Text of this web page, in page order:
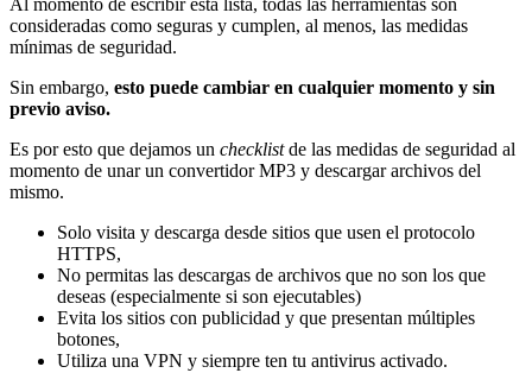
Al momento de escribir esta lista, todas las herramientas son
consideradas como seguras y cumplen, al menos, las medidas
mínimas de seguridad.
Sin embargo, esto puede cambiar en cualquier momento y sin
previo aviso.
Es por esto que dejamos un checklistde las medidas de seguridad al
momento de unar un convertidor MP3 y descargar archivos del
mismo.
Solo visita y descarga desde sitios que usen el protocolo
HTTPS,
No permitas las descargas de archivos que no son los que
deseas (especialmente si son ejecutables)
Evita los sitios con publicidad y que presentan múltiples
botones,
Utiliza una VPN y siempre ten tu antivirus activado.